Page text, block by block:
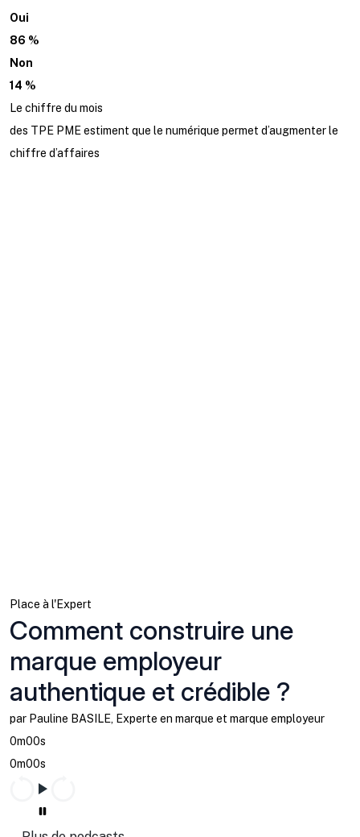
Oui
86 %
Non
14 %
Le chiffre du mois
des TPE PME estiment que le numérique permet d’augmenter le
chiffre d’affaires
Place à l'Expert
Comment construire une
marque employeur
authentique et crédible ?
par Pauline BASILE, Experte en marque et marque employeur
0m00s
0m00s